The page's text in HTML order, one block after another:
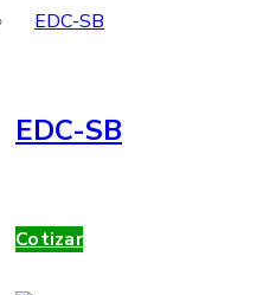
EDC-SB
Cotizar